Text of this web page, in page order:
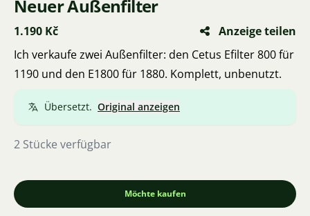
Neuer Außenfilter
1.190 Kč
Anzeige teilen
Ich verkaufe zwei Außenfilter: den Cetus Efilter 800 für
1190 und den E1800 für 1880. Komplett, unbenutzt.
Übersetzt. Original anzeigen
2 Stücke verfügbar
Möchte kaufen